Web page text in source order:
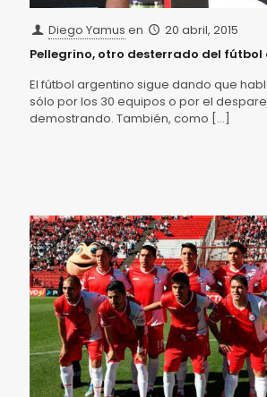
Diego Yamus en
20 abril, 2015
Pellegrino, otro desterrado del
El fútbol argentino sigue dando que
sólo por los 30 equipos o por el
demostrando. También, como […]